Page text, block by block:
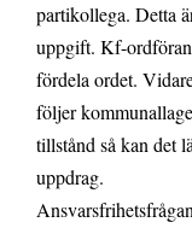
partikollega. Detta
uppgift. Kf-
fördela ordet.
följer
tillstånd så kan det
uppdrag.